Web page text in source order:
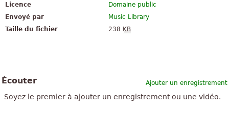
Licence
Domaine public
Envoyé par
Music Library
Taille du fichier
238 KB
Ajouter un enregistrement
Écouter
Soyez le premier à ajouter un enregistrement ou une vidéo.